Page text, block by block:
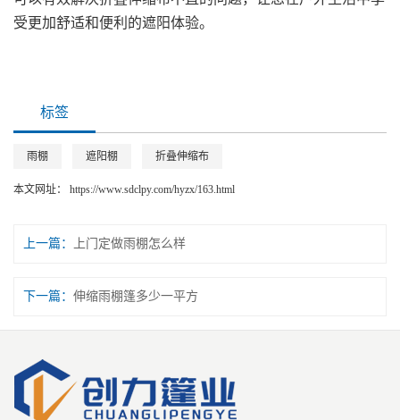
受更加舒适和便利的遮阳体验。
标签
雨棚 遮阳棚 折叠伸缩布
本文网址： https://www.sdclpy.com/hyzx/163.html
上一篇： 上门定做雨棚怎么样
下一篇： 伸缩雨棚篷多少一平方